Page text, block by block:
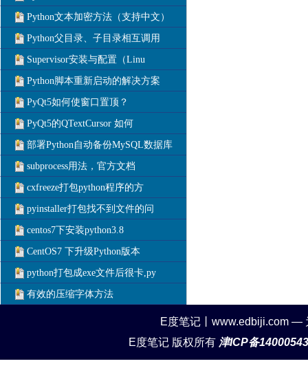
Python文本加密方法（支持中文）
Python父目录、子目录相互调用
Supervisor安装与配置（Linu
Python脚本重新启动的解决方案
PyQt5如何使窗口置顶？
PyQt5的QTextCursor 如何
部署Python自动备份MySQL数据库
subprocess用法，官方文档
cxfreeze打包python程序的方
pyinstaller打包找不到文件的问
centos7下安装python3.8
CentOS7 下升级Python版本
python打包成exe文件后很卡,py
有效的压缩字体方法
E度笔记丨www.edbiji.com
E度笔记 版权所有 津ICP备